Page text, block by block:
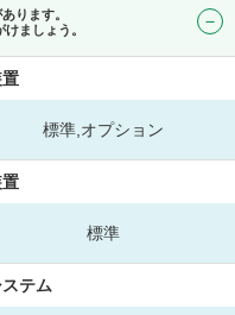
ります。
ましょう。
標準,オプション
標準
テム